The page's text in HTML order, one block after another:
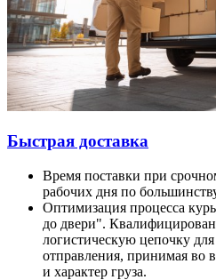
Быстрая доставка
Время поставки при
рабочих дня по
Оптимизация процесса
до двери".
логистическую цепочку
отправления, принимая во
и характер груза.